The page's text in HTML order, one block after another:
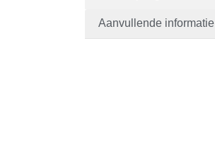
Aanvullende informatie